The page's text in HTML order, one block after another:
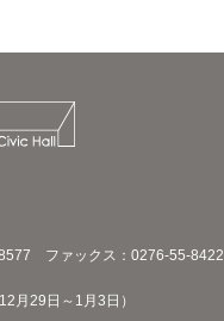
ファックス：0276-55-8422
月29日～1月3日）